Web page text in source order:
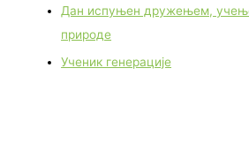
Дан испуњен дружењем,
природе
Ученик генерације